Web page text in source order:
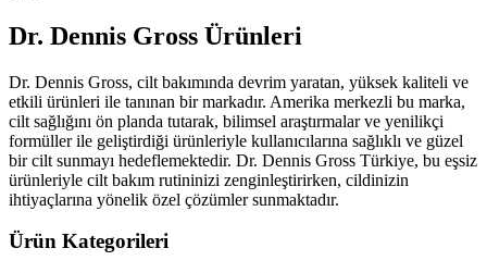
Dr. Dennis Gross Ürünleri
Dr. Dennis Gross, cilt bakımında devrim yaratan, yüksek kaliteli ve
etkili ürünleri ile tanınan bir markadır. Amerika merkezli bu marka,
cilt sağlığını ön planda tutarak, bilimsel araştırmalar ve yenilikçi
formüller ile geliştirdiği ürünleriyle kullanıcılarına sağlıklı ve güzel
bir cilt sunmayı hedeflemektedir. Dr. Dennis Gross Türkiye, bu eşsiz
ürünleriyle cilt bakım rutininizi zenginleştirirken, cildinizin
ihtiyaçlarına yönelik özel çözümler sunmaktadır.
Ürün Kategorileri